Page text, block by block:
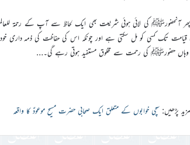
پھر آنحضورﷺ کی لائی ہوئی شریعت بھی ایک لحاظ سے آپ کے رحمۃ
قیامت تک کسی کو مل سکتی ہے اور چونکہ اس کی حفاظت کی ذمہ داری
وہاں حضورﷺ کی رحمت سے مخلوق مستفید ہوتی رہے گی۔…
مزید پڑھیں: سچی خوابوں کے متعلق ایک صحابی حضرت مسیح موعودؑ کا واقعہ